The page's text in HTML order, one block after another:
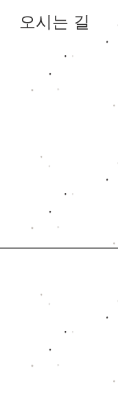
오시는 길